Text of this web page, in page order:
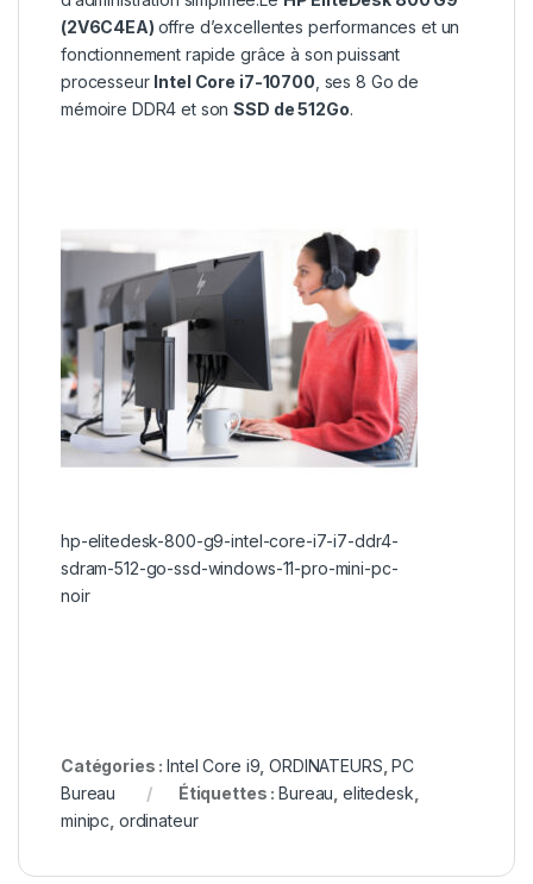
(2V6C4EA) offre d’excellentes performances et un
fonctionnement rapide grâce à son puissant
processeur Intel Core i7-10700 , ses 8 Go de
mémoire DDR4 et sonSSD de 512Go.
hp-elitedesk-800-g9-intel-core-i7-i7-ddr4-
sdram-512-go-ssd-windows-11-pro-mini-pc-
noir
Catégories :Intel Core i9 ,ORDINATEURS ,PC
Bureau
Étiquettes :Bureau elitedesk
minipc ordinateur